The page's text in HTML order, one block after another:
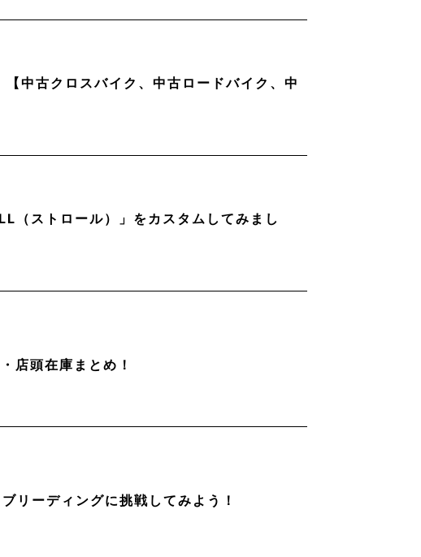
中古クロスバイク、中古ロードバイク、中
（ストロール）」をカスタムしてみまし
店頭在庫まとめ！
リーディングに挑戦してみよう！